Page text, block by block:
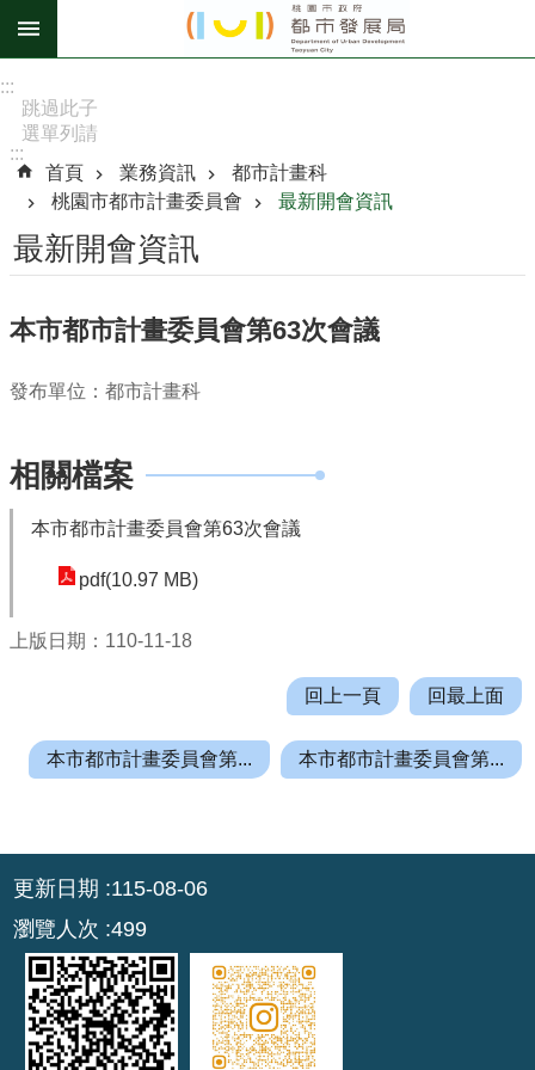
跳到主要內容區塊
階
搜
尋
訊
公
我
訊
務
民
服
務
政
府
資
:::
跳過此子
選單列請
[Enter]，
繼續則按
[Tab]
:::
首頁
業務資訊
都市計畫科
桃園市都市計畫委員會
最新開會資訊
最新開會資訊
本市都市計畫委員會第63次會議
發布單位：都市計畫科
相關檔案
本市都市計畫委員會第63次會議
pdf(10.97 MB)
上版日期：110-11-18
回上一頁 回最上面
本市都市計畫委員會第... 本市都市計畫委員會第...
更新日期
115-08-06
瀏覽人次
499